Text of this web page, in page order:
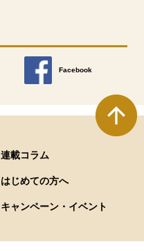
Facebook
別のウィンドウで開きます
連載コラム
はじめての方へ
キャンペーン・イベント